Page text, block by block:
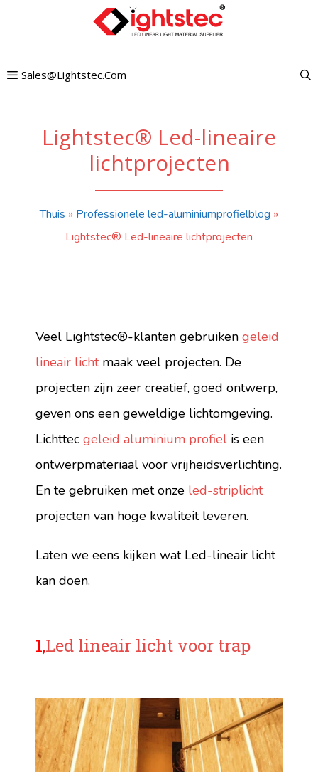
inhoudSales@lightstec.com
Lightstec® Led-lineaire
lichtprojecten
Thuis » Professionele led-aluminiumprofielblog »
Lightstec® Led-lineaire lichtprojecten
Veel Lightstec®-klanten gebruiken geleid
lineair lichtmaak veel projecten. De
projecten zijn zeer creatief, goed ontwerp,
geven ons een geweldige lichtomgeving.
Lichttec geleid aluminium profiel is een
ontwerpmateriaal voor vrijheidsverlichting.
En te gebruiken met onze led-striplicht
projecten van hoge kwaliteit leveren.
Laten we eens kijken wat Led-lineair licht
kan doen.
1,Led lineair licht voor trap